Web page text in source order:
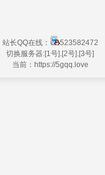
站长QQ在线：
523582472
切换服务器:[1号] [2号] [3号]
当前：https://5gqq.love